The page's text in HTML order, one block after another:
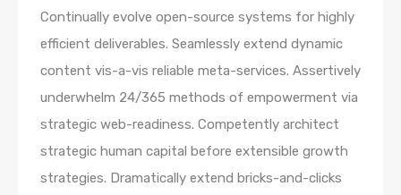
Continually evolve open-source systems for highly
efficient deliverables. Seamlessly extend dynamic
content vis-a-vis reliable meta-services. Assertively
underwhelm 24/365 methods of empowerment via
strategic web-readiness. Competently architect
strategic human capital before extensible growth
strategies. Dramatically extend bricks-and-clicks